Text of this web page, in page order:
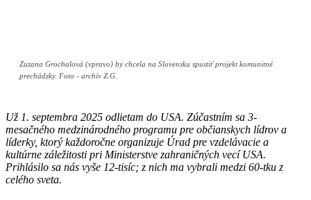
Zuzana Grochalová (vpravo) by chcela na Slovensku spustiť projekt komunitné
prechádzky. Foto - archív Z.G.
Už 1. septembra 2025 odlietam do USA. Zúčastním sa 3-
mesačného medzinárodného programu pre občianskych lídrov a
líderky, ktorý každoročne organizuje Úrad pre vzdelávacie a
kultúrne záležitosti pri Ministerstve zahraničných vecí USA.
Prihlásilo sa nás vyše 12-tisíc; z nich ma vybrali medzi 60-tku z
celého sveta.